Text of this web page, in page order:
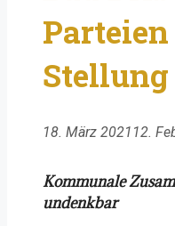
Stellung
18. März 2021 12.
Kommunale
undenkbar